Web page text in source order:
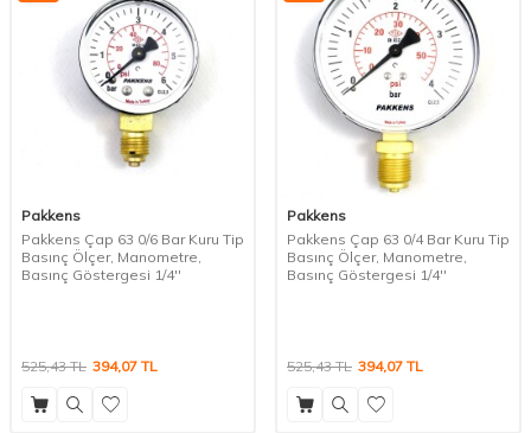
Pakkens
Pakkens Çap 63 0/6 Bar Kuru Tip
Basınç Ölçer, Manometre,
Basınç Göstergesi 1/4''
525,43TL 394,07 TL
Pakkens
Pakkens Çap 63 0/4 Bar Kuru Tip
Basınç Ölçer, Manometre,
Basınç Göstergesi 1/4''
525,43TL 394,07 TL